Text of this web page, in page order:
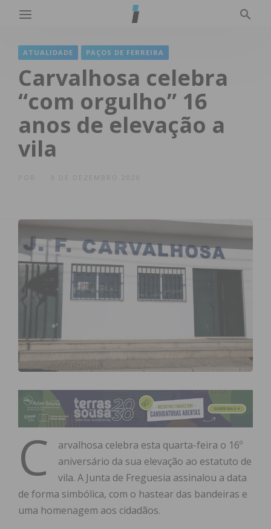
ATUALIDADE PAÇOS DE FERREIRA
Carvalhosa celebra
“com orgulho” 16
anos de elevação a
vila
C
arvalhosa celebra esta quarta-feira o 16º
aniversário da sua elevação ao estatuto de
vila. A Junta de Freguesia assinalou a data
de forma simbólica, com o hastear das bandeiras e
uma homenagem aos cidadãos.